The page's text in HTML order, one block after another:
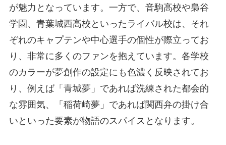
が魅力となっています。一方で、音駒高校や梟谷
学園、青葉城西高校といったライバル校は、それ
ぞれのキャプテンや中心選手の個性が際立ってお
り、非常に多くのファンを抱えています。各学校
のカラーが夢創作の設定にも色濃く反映されてお
り、例えば「青城夢」であれば洗練された都会的
な雰囲気、「稲荷崎夢」であれば関西弁の掛け合
いといった要素が物語のスパイスとなります。